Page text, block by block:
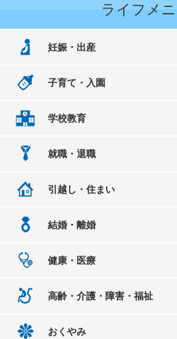
ライフメ
妊娠・出産
子育て・入園
学校教育
就職・退職
引越し・住まい
結婚・離婚
健康・医療
高齢・介護・障害・福祉
おくやみ